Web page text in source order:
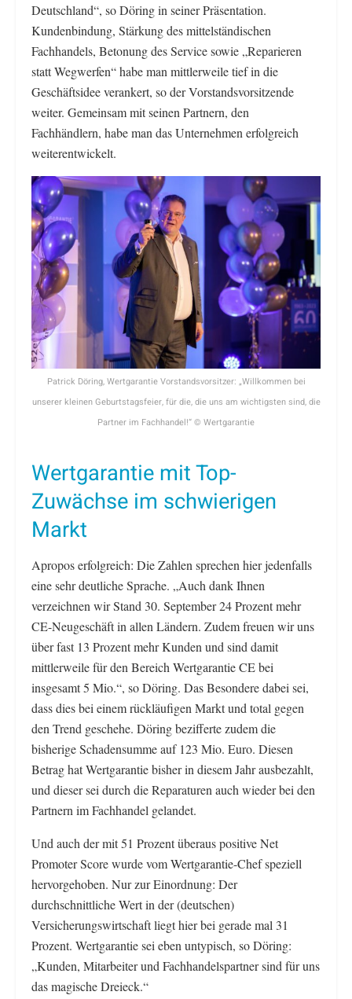
Deutschland“, so Döring in seiner Präsentation.
Kundenbindung, Stärkung des mittelständischen
Fachhandels, Betonung des Service sowie „Reparieren
statt Wegwerfen“ habe man mittlerweile tief in die
Geschäftsidee verankert, so der Vorstandsvorsitzende
weiter. Gemeinsam mit seinen Partnern, den
Fachhändlern, habe man das Unternehmen erfolgreich
weiterentwickelt.
Patrick Döring, Wertgarantie Vorstandsvorsitzer: „Willkommen bei
unserer kleinen Geburtstagsfeier, für die, die uns am wichtigsten sind, die
Partner im Fachhandel!“ © Wertgarantie
Wertgarantie mit Top-
Zuwächse im schwierigen
Markt
Apropos erfolgreich: Die Zahlen sprechen hier jedenfalls
eine sehr deutliche Sprache. „Auch dank Ihnen
verzeichnen wir Stand 30. September 24 Prozent mehr
CE-Neugeschäft in allen Ländern. Zudem freuen wir uns
über fast 13 Prozent mehr Kunden und sind damit
mittlerweile für den Bereich Wertgarantie CE bei
insgesamt 5 Mio.“, so Döring. Das Besondere dabei sei,
dass dies bei einem rückläufigen Markt und total gegen
den Trend geschehe. Döring bezifferte zudem die
bisherige Schadensumme auf 123 Mio. Euro. Diesen
Betrag hat Wertgarantie bisher in diesem Jahr ausbezahlt,
und dieser sei durch die Reparaturen auch wieder bei den
Partnern im Fachhandel gelandet.
Und auch der mit 51 Prozent überaus positive Net
Promoter Score wurde vom Wertgarantie-Chef speziell
hervorgehoben. Nur zur Einordnung: Der
durchschnittliche Wert in der (deutschen)
Versicherungswirtschaft liegt hier bei gerade mal 31
Prozent. Wertgarantie sei eben untypisch, so Döring:
„Kunden, Mitarbeiter und Fachhandelspartner sind für uns
das magische Dreieck.“